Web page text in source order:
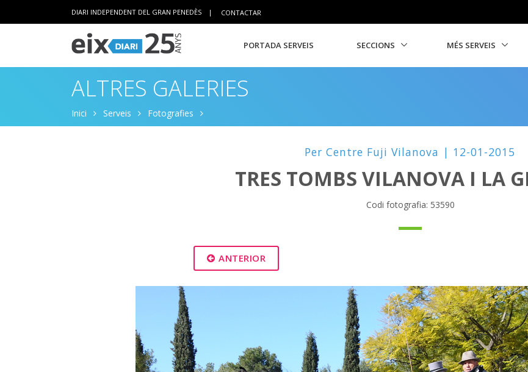
DIARI INDEPENDENT DEL GRAN PENEDÈS | CONTACTAR
PORTADA SERVEIS SECCIONS MÉS SERVEIS
ALTRES GALERIES
Inici Serveis Fotografies
Per Centre Fuji Vilanova | 12-01-2015
TRES TOMBS VILANOVA I LA
Codi fotografia: 53590
ANTERIOR